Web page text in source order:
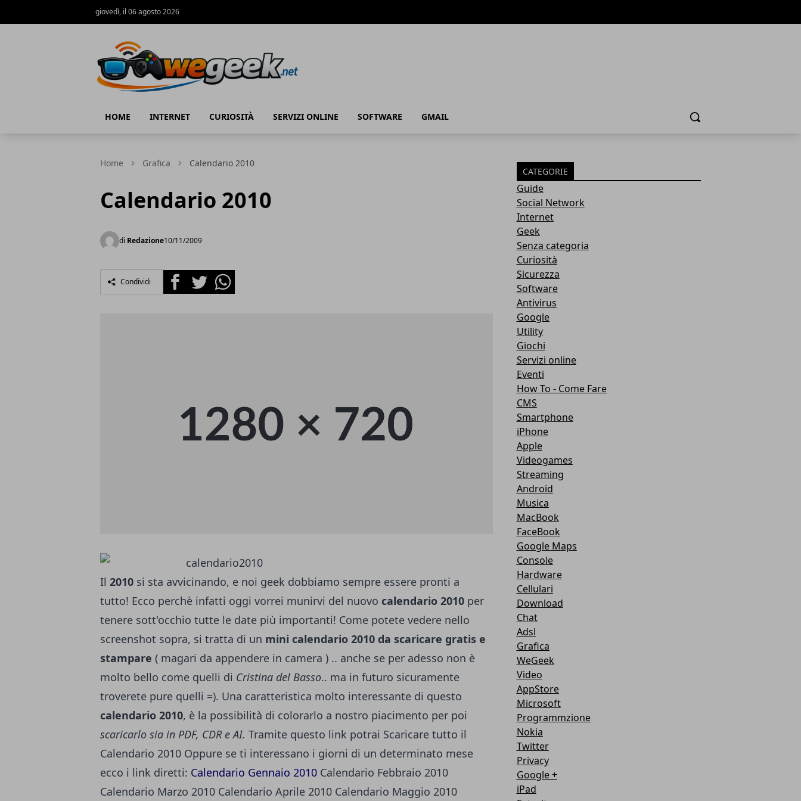
giovedì, il 06 agosto 2026
HOME INTERNET CURIOSITÀ SERVIZI ONLINE SOFTWARE GMAIL Cerca
Home Grafica Calendario 2010
Calendario 2010
di Redazione10/11/2009
Condividi FacebookTwitterWhatsapp
Il 2010 si sta avvicinando, e noi geek dobbiamo sempre essere pronti a
tutto! Ecco perchè infatti oggi vorrei munirvi del nuovo calendario 2010 per
tenere sott'occhio tutte le date più importanti! Come potete vedere nello
screenshot sopra, si tratta di un mini calendario 2010 da scaricare gratis e
stampare ( magari da appendere in camera ) .. anche se per adesso non è
molto bello come quelli di Cristina del Basso.. ma in futuro sicuramente
troverete pure quelli =). Una caratteristica molto interessante di questo
calendario 2010, è la possibilità di colorarlo a nostro piacimento per poi
scaricarlo sia in PDF, CDR e AI. Tramite questo link potrai Scaricare tutto il
Calendario 2010 Oppure se ti interessano i giorni di un determinato mese
ecco i link diretti: Calendario Gennaio 2010 Calendario Febbraio 2010
Calendario Marzo 2010 Calendario Aprile 2010 Calendario Maggio 2010
CATEGORIE
Guide
Social Network
Internet
Geek
Senza categoria
Curiosità
Sicurezza
Software
Antivirus
Google
Utility
Giochi
Servizi online
Eventi
How To - Come Fare
CMS
Smartphone
iPhone
Apple
Videogames
Streaming
Android
Musica
MacBook
FaceBook
Google Maps
Console
Hardware
Cellulari
Download
Chat
Adsl
Grafica
WeGeek
Video
AppStore
Microsoft
Programmzione
Nokia
Twitter
Privacy
Google +
iPad